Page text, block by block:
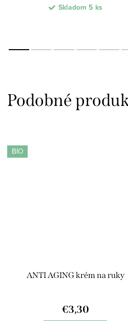
Skladom 5 ks
BIO
ANTI AGING krém na ruky
€3,30